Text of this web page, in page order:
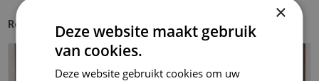
Recent Entries
×
Deze website maakt gebruik
van cookies.
Deze website gebruikt cookies om uw